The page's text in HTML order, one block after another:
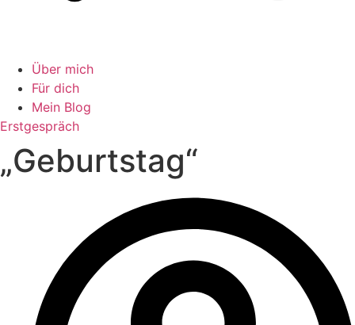
Über mich
Für dich
Mein Blog
Erstgespräch
„Geburtstag“